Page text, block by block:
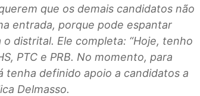
que os demais candidatos não
entrada, porque pode espantar
distrital. Ele completa: “Hoje, tenho
PTC e PRB. No momento, para
tenha definido apoio a candidatos a
Delmasso.